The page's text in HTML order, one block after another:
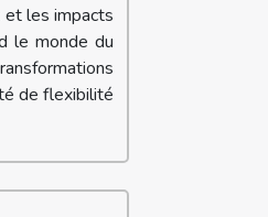
les impacts
le monde du
de flexibilité